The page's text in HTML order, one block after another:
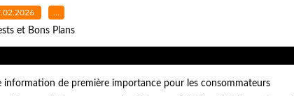
…
et Bons Plans
de première importance pour les consommateurs